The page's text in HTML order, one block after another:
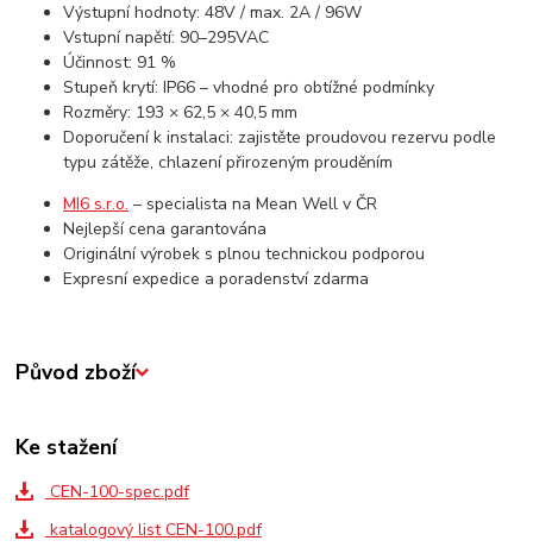
Výstupní hodnoty: 48V / max. 2A / 96W
Vstupní napětí: 90–295VAC
Účinnost: 91 %
Stupeň krytí: IP66 – vhodné pro obtížné podmínky
Rozměry: 193 × 62,5 × 40,5 mm
Doporučení k instalaci: zajistěte proudovou rezervu podle
typu zátěže, chlazení přirozeným prouděním
MI6 s.r.o. – specialista na Mean Well v ČR
Nejlepší cena garantována
Originální výrobek s plnou technickou podporou
Expresní expedice a poradenství zdarma
Původ zboží
Ke stažení
CEN-100-spec.pdf
katalogový list CEN-100.pdf